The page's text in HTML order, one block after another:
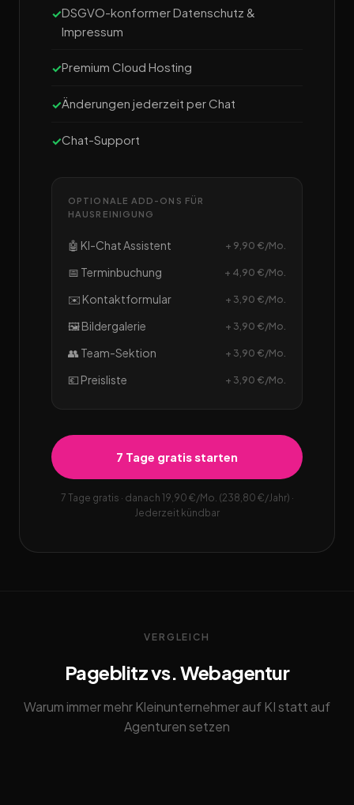
DSGVO-konformer Datenschutz &
Impressum
Premium Cloud Hosting
Änderungen jederzeit per Chat
Chat-Support
OPTIONALE ADD-ONS FÜR
HAUSREINIGUNG
🤖 KI-Chat Assistent + 9,90 €/Mo.
📅 Terminbuchung + 4,90 €/Mo.
✉️ Kontaktformular + 3,90 €/Mo.
🖼️ Bildergalerie + 3,90 €/Mo.
👥 Team-Sektion + 3,90 €/Mo.
💶 Preisliste + 3,90 €/Mo.
7 Tage gratis starten
7 Tage gratis · danach 19,90 €/Mo. (238,80 €/Jahr) ·
Jederzeit kündbar
VERGLEICH
Pageblitz vs. Webagentur
Warum immer mehr Kleinunternehmer auf KI statt auf
Agenturen setzen